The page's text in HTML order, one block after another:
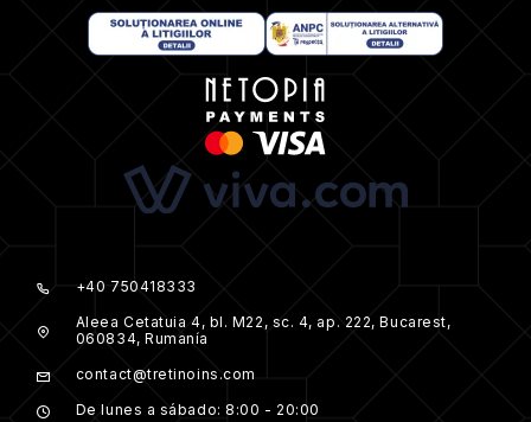
+40 750418333
Aleea Cetatuia 4, bl. M22, sc. 4, ap. 222, Bucarest,
060834, Rumanía
contact@tretinoins.com
De lunes a sábado: 8:00 - 20:00